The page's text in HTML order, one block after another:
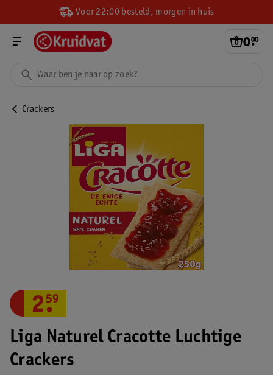
Voor 22:00 besteld, morgen in huis
0.
00
Crackers
Liga Naturel Cracotte Luchtige
Crackers
2.
59